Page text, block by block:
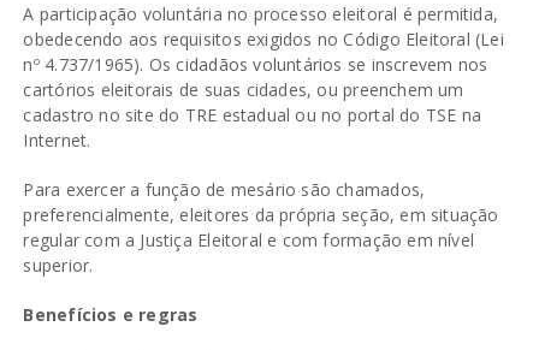
A participação voluntária no processo eleitoral é permitida,
obedecendo aos requisitos exigidos no Código Eleitoral (Lei
nº 4.737/1965). Os cidadãos voluntários se inscrevem nos
cartórios eleitorais de suas cidades, ou preenchem um
cadastro no site do TRE estadual ou no portal do TSE na
Internet.
Para exercer a função de mesário são chamados,
preferencialmente, eleitores da própria seção, em situação
regular com a Justiça Eleitoral e com formação em nível
superior.
Benefícios e regras